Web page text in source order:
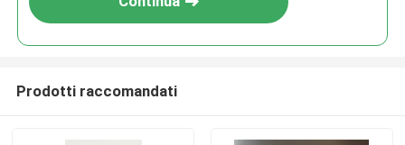
Prodotti raccomandati